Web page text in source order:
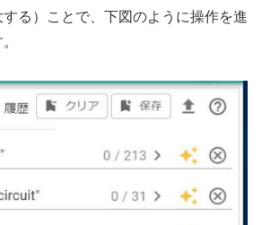
る）ことで、下図のように操作を進